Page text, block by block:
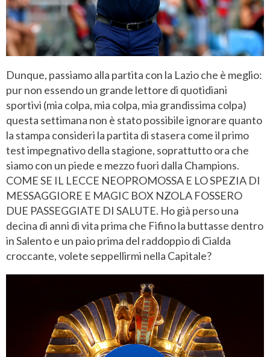
Dunque, passiamo alla partita con la Lazio che è meglio:
pur non essendo un grande lettore di quotidiani
sportivi (mia colpa, mia colpa, mia grandissima colpa)
questa settimana non è stato possibile ignorare quanto
la stampa consideri la partita di stasera come il primo
test impegnativo della stagione, soprattutto ora che
siamo con un piede e mezzo fuori dalla Champions.
COME SE IL LECCE NEOPROMOSSA E LO SPEZIA DI
MESSAGGIORE E MAGIC BOX NZOLA FOSSERO
DUE PASSEGGIATE DI SALUTE. Ho già perso una
decina di anni di vita prima che Fifino la buttasse dentro
in Salento e un paio prima del raddoppio di Cialda
croccante, volete seppellirmi nella Capitale?